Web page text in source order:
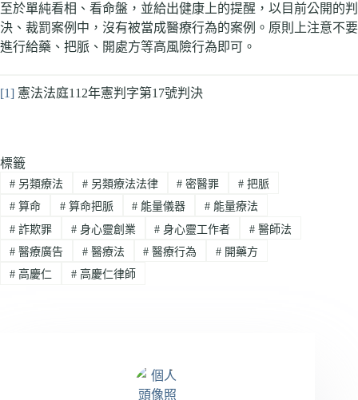
至於單純看相、看命盤，並給出健康上的提醒，以目前公開的判
決、裁罰案例中，沒有被當成醫療行為的案例。原則上注意不要
進行給藥、把脈、開處方等高風險行為即可。
[1] 憲法法庭112年憲判字第17號判決
標籤
#另類療法 #另類療法法律 # 密醫罪 # 把脈
#算命 #算命把脈 # 能量儀器 # 能量療法
#詐欺罪 #身心靈創業 # 身心靈工作者 # 醫師法
#醫療廣告 #醫療法 # 醫療行為 # 開藥方
#高慶仁 #高慶仁律師